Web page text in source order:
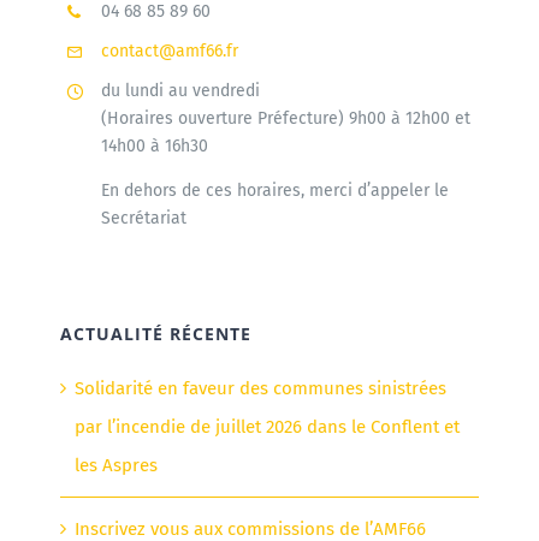
04 68 85 89 60
contact@amf66.fr
du lundi au vendredi
(Horaires ouverture Préfecture) 9h00 à 12h00 et
14h00 à 16h30
En dehors de ces horaires, merci d’appeler le
Secrétariat
ACTUALITÉ RÉCENTE
Solidarité en faveur des communes sinistrées
par l’incendie de juillet 2026 dans le Conflent et
les Aspres
Inscrivez vous aux commissions de l’AMF66